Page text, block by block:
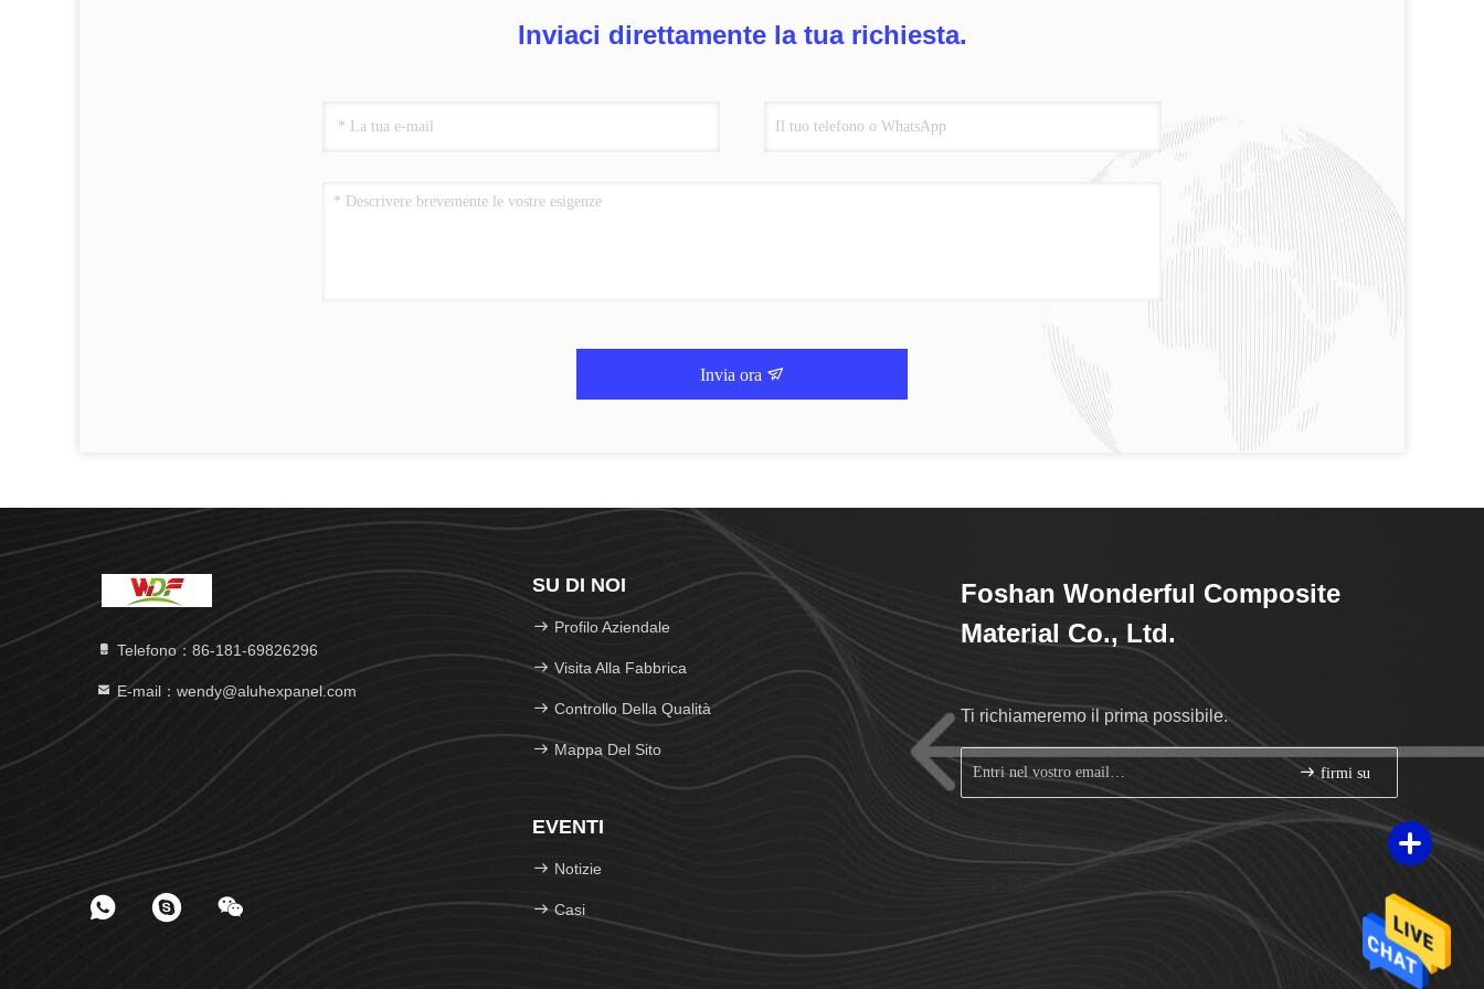
Inviaci direttamente la tua richiesta.
Invia ora
Telefono：86-181-69826296
E-mail：wendy@aluhexpanel.com
SU DI NOI
Profilo Aziendale
Visita Alla Fabbrica
Controllo Della Qualità
Mappa Del Sito
EVENTI
Notizie
Casi
Foshan Wonderful Composite
Material Co., Ltd.
Ti richiameremo il prima possibile.
firmi su